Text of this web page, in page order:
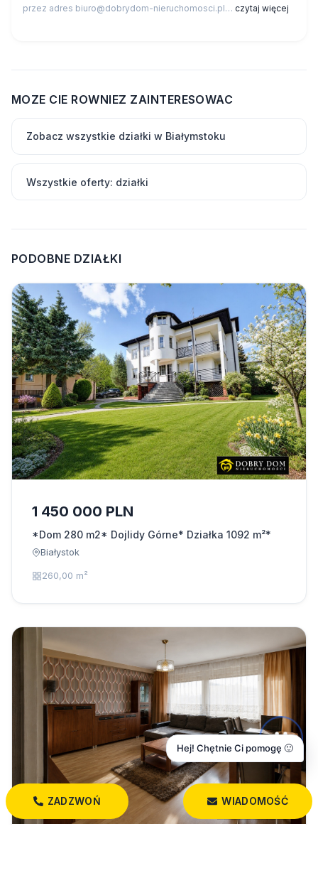
przez adres biuro@dobrydom-nieruchomosci.pl… czytaj więcej
MOZE CIE ROWNIEZ ZAINTERESOWAC
Zobacz wszystkie działki w Białymstoku
Wszystkie oferty: działki
PODOBNE DZIAŁKI
1 450 000 PLN
*Dom 280 m2* Dojlidy Górne* Działka 1092 m²*
Białystok
260,00 m²
ZADZWOŃ WIADOMOŚĆ
Hej! Chętnie Ci pomogę 🙂